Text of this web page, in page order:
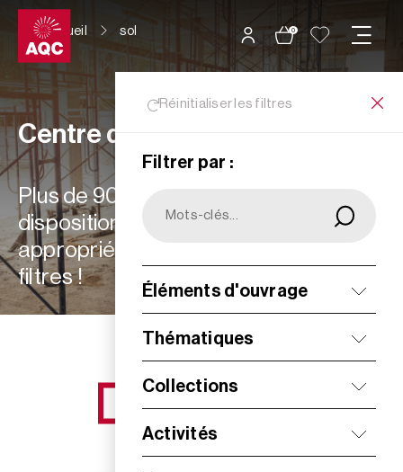
Panneau de gestion des cookies
0
Accueil sol
Réinitialiser les filtres
Filtrer par :
Éléments d'ouvrage
Thématiques
Collections
Activités
Centre de ressources
Plus de 900 ressources à votre
disposition : choisissez les plus
appropriées à vos besoins grâce aux
filtres !
NOS NOUVEAUTÉS